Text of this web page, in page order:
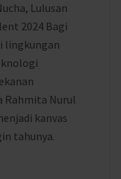
Lulusan
2024 Bagi
lingkungan
Rahmita Nurul
kanvas
tahunya.